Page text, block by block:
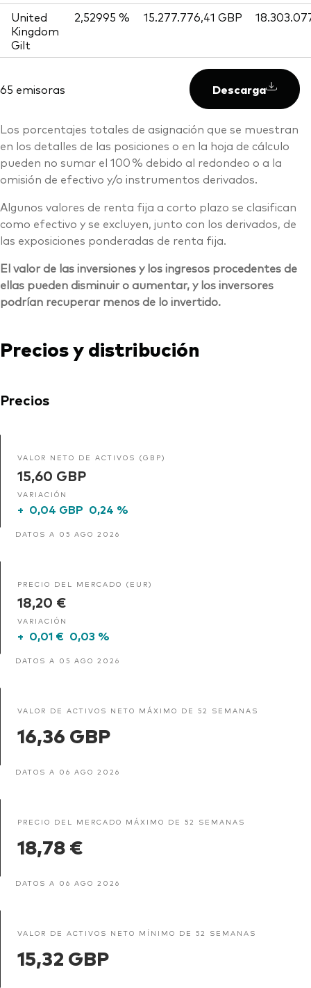
United
Kingdom
Gilt
2,52995 % 15.277.776,41 GBP
65 emisoras Descarga
Los porcentajes totales de asignación que se muestran
en los detalles de las posiciones o en la hoja de cálculo
pueden no sumar el 100 % debido al redondeo o a la
omisión de efectivo y/o instrumentos derivados.
Algunos valores de renta fija a corto plazo se clasifican
como efectivo y se excluyen, junto con los derivados, de
las exposiciones ponderadas de renta fija.
El valor de las inversiones y los ingresos procedentes de
ellas pueden disminuir o aumentar, y los inversores
podrían recuperar menos de lo invertido.
Precios y distribución
Precios
VALOR NETO DE ACTIVOS (GBP)
15,60 GBP
VARIACIÓN
+ 0,04 GBP 0,24 %
DATOS A 05 AGO 2026
PRECIO DEL MERCADO (EUR)
18,20 €
VARIACIÓN
+ 0,01 € 0,03 %
DATOS A 05 AGO 2026
VALOR DE ACTIVOS NETO MÁXIMO DE 52 SEMANAS
16,36 GBP
DATOS A 06 AGO 2026
PRECIO DEL MERCADO MÁXIMO DE 52 SEMANAS
18,78 €
DATOS A 06 AGO 2026
VALOR DE ACTIVOS NETO MÍNIMO DE 52 SEMANAS
15,32 GBP